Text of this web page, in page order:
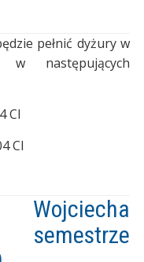
pełnić dyżury w
w następujących
CI
CI